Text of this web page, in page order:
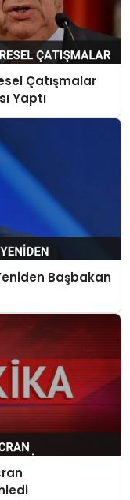
Çatışmalar
Yaptı
Başbakan